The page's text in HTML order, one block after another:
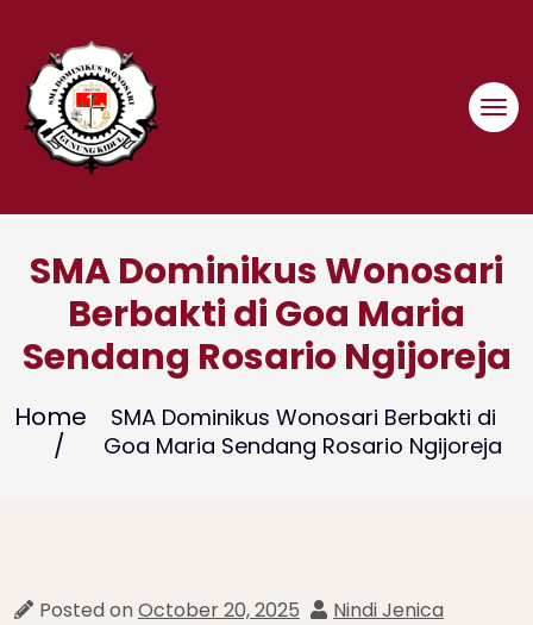
content
SMA Dominikus Wonosari
Berbakti di Goa Maria
Sendang Rosario Ngijoreja
Home
SMA Dominikus Wonosari Berbakti di
Goa Maria Sendang Rosario Ngijoreja
Posted on October 20, 2025
Nindi Jenica